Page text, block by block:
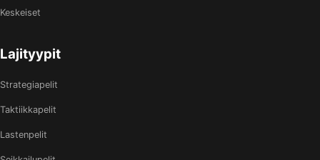
Keskeiset
Lajityypit
Strategiapelit
Taktiikkapelit
Lastenpelit